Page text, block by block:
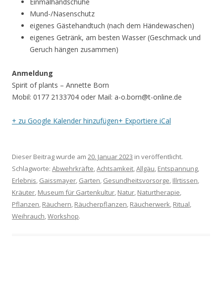
Mund-/Nasenschutz
eigenes Gästehandtuch (nach dem Händewaschen)
eigenes Getränk, am besten Wasser (Geschmack und
Geruch hängen zusammen)
Anmeldung
Spirit of plants – Annette Born
Mobil: 0177 2133704 oder Mail: a-o.born@t-online.de
+ zu Google Kalender hinzufügen+ Exportiere iCal
Dieser Beitrag wurde am 20. Januar 2023 in veröffentlicht.
Schlagworte: Abwehrkräfte,Achtsamkeit,Allgäu, Entspannung,
Erlebnis, Gaissmayer, Garten, Gesundheitsvorsorge, Illrtissen,
Kräuter, Museum für Gartenkultur, Natur, Naturtherapie,
Pflanzen, Räuchern, Räucherpflanzen, Räucherwerk, Ritual,
Weihrauch,Workshop.